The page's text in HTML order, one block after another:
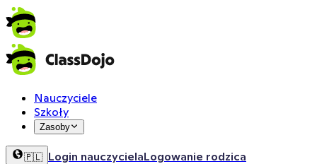
Nauczyciele
Szkoły
Zasoby
🇵🇱 Login nauczycielaLogowanie rodzica